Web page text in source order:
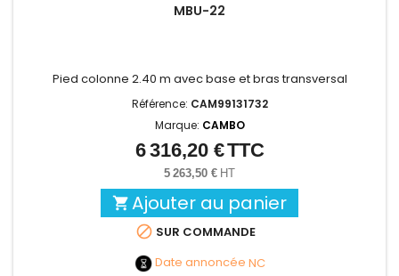
MBU-22
Pied colonne 2.40 m avec base et bras transversal
Référence: CAM99131732
Marque: CAMBO
Prix
6 316,20 €TTC
5 263,50 € HT
 Ajouter au panier
 SUR COMMANDE
Date annoncée NC